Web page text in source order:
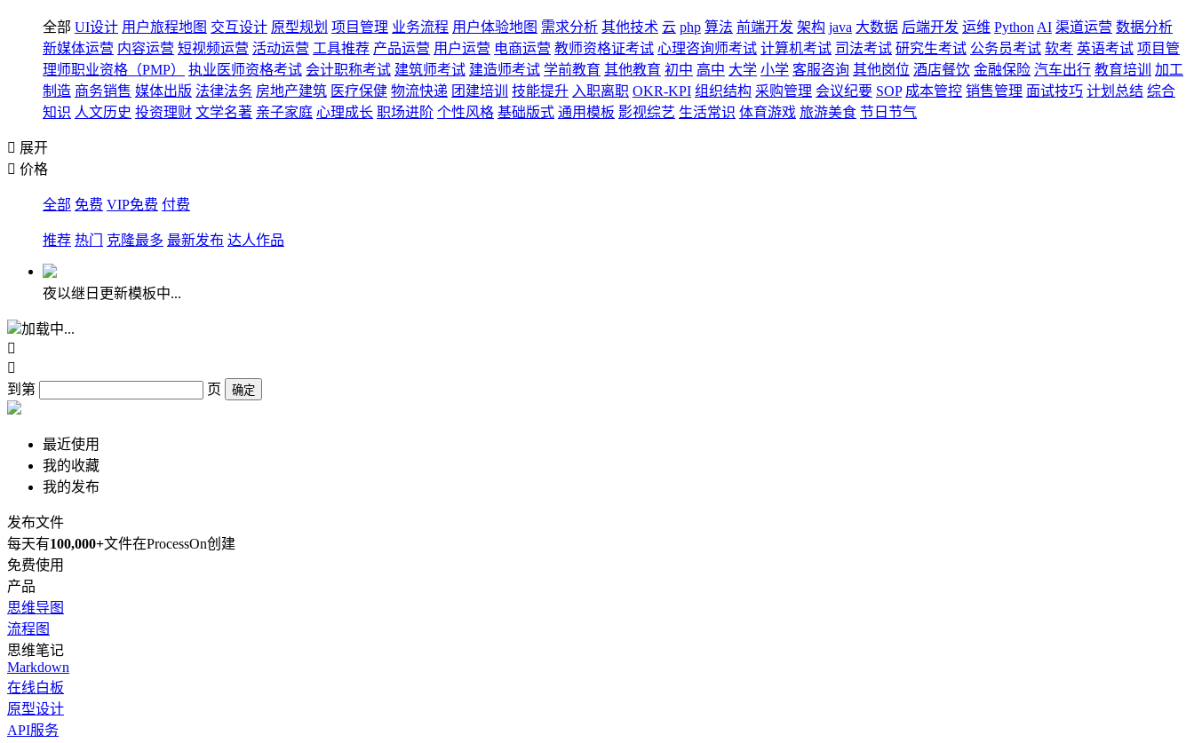
全部 UI设计 用户旅程地图 交互设计 原型规划 项目管理 业务流程 用户体验地图 需求分析 其他技术 云 php 算法 前端开发 架构 java 大数据 后端开发 运维 Python AI 渠道运营 数据分析
新媒体运营 内容运营 短视频运营 活动运营 工具推荐 产品运营 用户运营 电商运营 教师资格证考试 心理咨询师考试 计算机考试 司法考试 研究生考试 公务员考试 软考 英语考试 项目管
理师职业资格（PMP）
执业医师资格考试 会计职称考试 建筑师考试 建造师考试 学前教育 其他教育 初中 高中 大学 小学 客服咨询 其他岗位 酒店餐饮 金融保险 汽车出行 教育培训
加工
制造 商务销售 媒体出版 法律法务 房地产建筑 医疗保健 物流快递 团建培训 技能提升 入职离职 OKR-KPI 组织结构 采购管理 会议纪要 SOP 成本管控 销售管理 面试技巧 计划总结 综合
知识 人文历史 投资理财 文学名著 亲子家庭 心理成长 职场进阶 个性风格 基础版式 通用模板 影视综艺 生活常识 体育游戏 旅游美食 节日节气
 展开
 价格
全部 免费 VIP免费 付费
推荐 热门 克隆最多 最新发布 达人作品
夜以继日更新模板中...
加载中...


到第
页 确定
最近使用
我的收藏
我的发布
发布文件
每天有100,000+文件在ProcessOn创建
免费使用
产品
思维导图
流程图
思维笔记
Markdown
在线白板
原型设计
API服务